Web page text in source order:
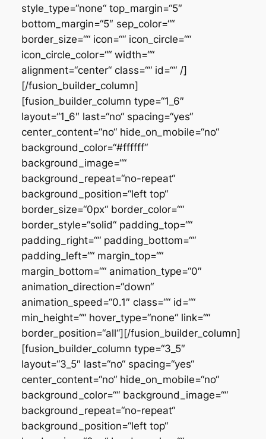
style_type=“none“ top_margin=“5″
bottom_margin=“5″ sep_color=““
border_size=““ icon=““ icon_circle=““
icon_circle_color=““ width=““
alignment=“center“ class=““ id=““ /]
[/fusion_builder_column]
[fusion_builder_column type=“1_6″
layout=“1_6″ last=“no“ spacing=“yes“
center_content=“no“ hide_on_mobile=“no“
background_color=“#ffffff“
background_image=““
background_repeat=“no-repeat“
background_position=“left top“
border_size=“0px“ border_color=““
border_style=“solid“ padding_top=““
padding_right=““ padding_bottom=““
padding_left=““ margin_top=““
margin_bottom=““ animation_type=“0″
animation_direction=“down“
animation_speed=“0.1″ class=““ id=““
min_height=““ hover_type=“none“ link=““
border_position=“all“][/fusion_builder_column]
[fusion_builder_column type=“3_5″
layout=“3_5″ last=“no“ spacing=“yes“
center_content=“no“ hide_on_mobile=“no“
background_color=““ background_image=““
background_repeat=“no-repeat“
background_position=“left top“